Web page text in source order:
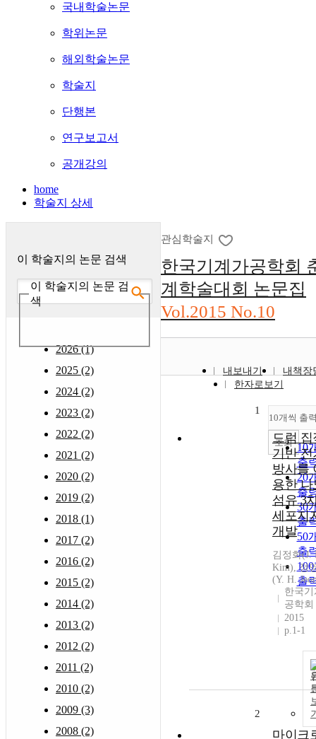
국내학술논문
학위논문
해외학술논문
학술지
단행본
연구보고서
공개강의
home
학술지 상세
이 학술지의 논문 검색
이 학술지의 논문 검
색
2026 (1)
2025 (2)
2024 (2)
2023 (2)
2022 (2)
2021 (2)
2020 (2)
2019 (2)
2018 (1)
2017 (2)
2016 (2)
2015 (2)
2014 (2)
2013 (2)
2012 (2)
2011 (2)
2010 (2)
2009 (3)
2008 (2)
관심학술지
한국기계가공학회
계학술대회 논문집
Vol.2015 No.10
내보내기
내책장
한자로보기
10개씩 출
10
출
20
출
30
출
50
출
출
조회
1
드럼 집
기반 전
방사를
용한 나
섬유 3
세포지
개발
김정화(J.
Kim), 정
(Y. H.
한국
공학회
2015
p.1-1
2
마이크